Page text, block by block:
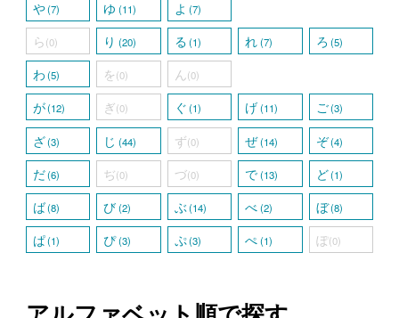
や(7) ゆ (11) よ (7)
ら(0) り (20) る (1) れ(7) ろ (5)
わ(5) を(0) ん(0)
が(12) ぎ(0) ぐ (1) げ(11) ご(3)
ざ(3) じ (44) ず(0) ぜ(14) ぞ(4)
だ(6) ぢ(0) づ(0) で(13) ど(1)
ば(8) び(2) ぶ (14) べ(2) ぼ(8)
ぱ(1) ぴ(3) ぷ(3) ぺ(1) ぽ(0)